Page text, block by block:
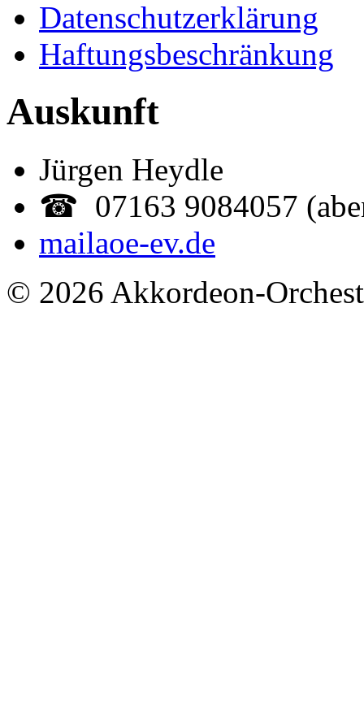
Datenschutzerklärung
Haftungsbeschränkung
Auskunft
Jürgen Heydle
☎ 07163 9084057
mailaoe-ev.de
© 2026 Akkordeon-